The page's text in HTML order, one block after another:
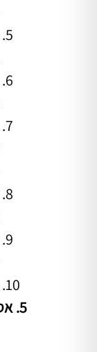
5. אספקה והובלת המוצרים